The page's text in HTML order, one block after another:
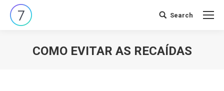
Search:
Search
COMO EVITAR AS RECAÍDAS